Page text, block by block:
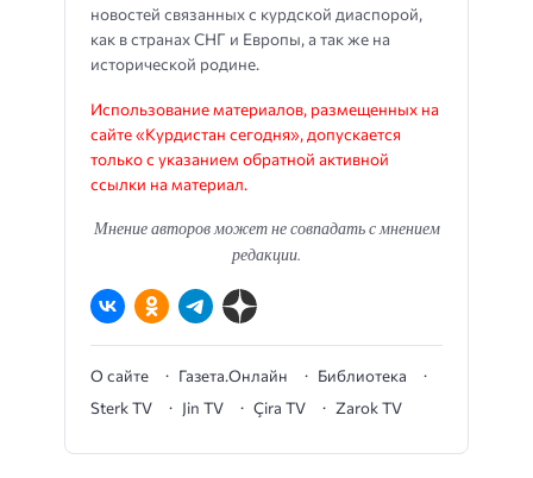
новостей связанных с курдской диаспорой,
как в странах СНГ и Европы, а так же на
исторической родине.
Использование материалов, размещенных на
сайте «Курдистан сегодня», допускается
только с указанием обратной активной
ссылки на материал.
Мнение авторов может не совпадать с мнением
редакции.
О сайте Газета.Онлайн
Библиотека
Sterk TV
Jin TV Çira TV Zarok TV